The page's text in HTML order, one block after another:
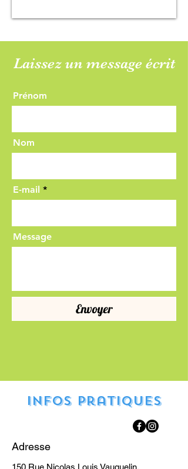
Laissez un message écrit
Prénom
Nom
E-mail
Message
Envoyer
Infos pratiques
Adresse
150 Rue Nicolas Louis Vauquelin,